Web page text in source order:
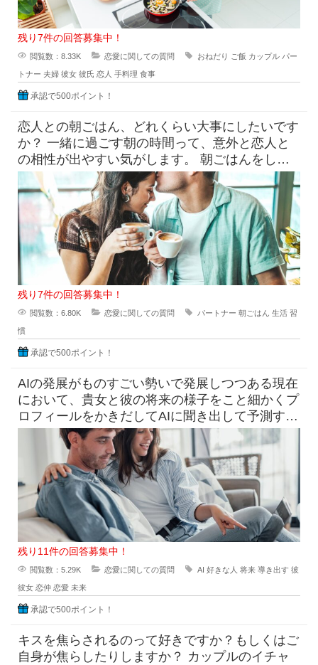
残り7件の回答募集中！
閲覧数：8.33K 恋愛に関しての質問 おねだり ご飯 カップル パー
トナー 夫婦 彼女 彼氏 恋人 手料理 食事
承認で500ポイント！
恋人との朝ごはん、どれくらい大事にしたいです
か？ 一緒に過ごす朝の時間って、意外と恋人と
の相性が出やすい気がします。 朝ごはんをしっ
かり食べたい派と、ギリギ
残り7件の回答募集中！
閲覧数：6.80K 恋愛に関しての質問 パートナー 朝ごはん 生活 習
慣
承認で500ポイント！
AIの発展がものすごい勢いで発展しつつある現在
において、貴女と彼の将来の様子をこと細かくプ
ロフィールをかきだしてAIに聞き出して予測すら
できる時代になっています
残り11件の回答募集中！
閲覧数：5.29K 恋愛に関しての質問 AI 好きな人 将来 導き出す 彼
彼女 恋仲 恋愛 未来
承認で500ポイント！
キスを焦らされるのって好きですか？もしくはご
自身が焦らしたりしますか？ カップルのイチャ